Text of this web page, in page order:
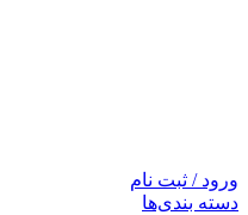
ورود / ثبت نام
دسته بندی‌ها